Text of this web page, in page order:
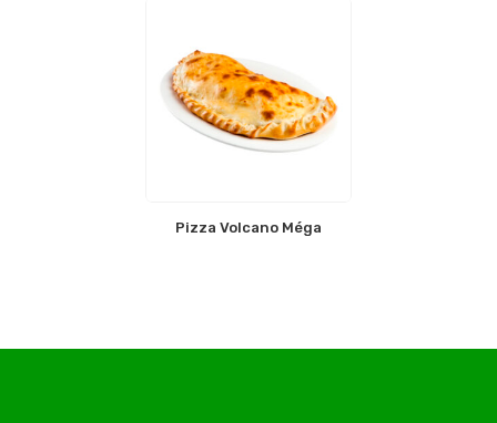
Pizza Volcano Méga